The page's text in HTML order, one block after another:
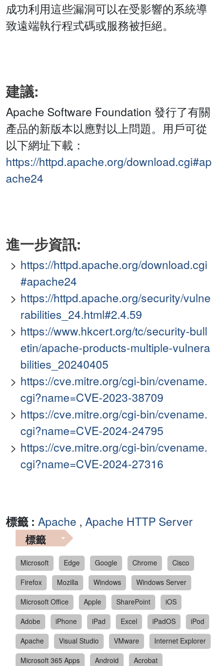
成功利用這些漏洞可以在受影響的系統導
致遠端執行程式碼或服務被拒絕。
建議:
Apache Software Foundation 發行了有關
產品的新版本以應對以上問題。用戶可從
以下網址下載：
https://httpd.apache.org/download.cgi#ap
ache24
進一步資訊:
https://httpd.apache.org/download.cgi
#apache24
https://httpd.apache.org/security/vulne
rabilities_24.html#2.4.59
https://www.hkcert.org/tc/security-bull
etin/apache-products-multiple-vulnera
bilities_20240405
https://cve.mitre.org/cgi-bin/cvename.
cgi?name=CVE-2023-38709
https://cve.mitre.org/cgi-bin/cvename.
cgi?name=CVE-2024-24795
https://cve.mitre.org/cgi-bin/cvename.
cgi?name=CVE-2024-27316
標籤 : Apache , Apache HTTP Server
標籤
Microsoft Edge Google Chrome
Cisco
Firefox
Mozilla Windows
Windows Server
Microsoft Office
Apple SharePoint
iOS
Adobe
iPhone iPad Excel iPadOS
iPod
Apache
Visual Studio VMware
Internet Explorer
Microsoft 365 Apps
Android
Acrobat